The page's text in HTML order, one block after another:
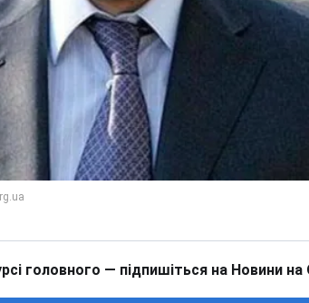
головного — підпишіться на Новини на